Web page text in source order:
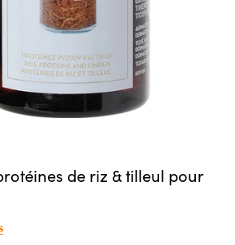
de riz & tilleul pour